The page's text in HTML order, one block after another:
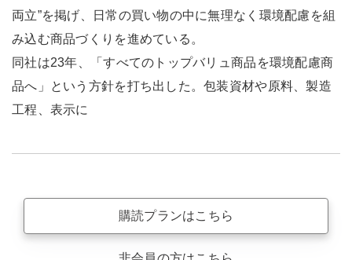
両立”を掲げ、日常の買い物の中に無理なく環境配慮を組
み込む商品づくりを進めている。
同社は23年、「すべてのトップバリュ商品を環境配慮商
品へ」という方針を打ち出した。包装資材や原料、製造
工程、表示に
購読プランはこちら